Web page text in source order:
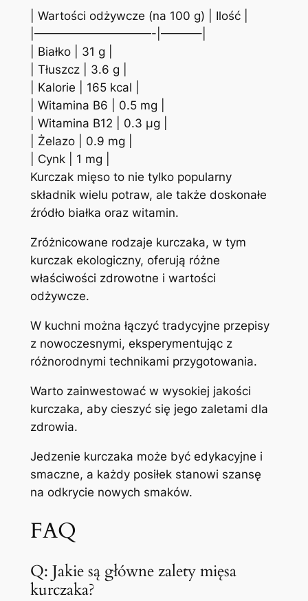
| Wartości odżywcze (na 100 g) | Ilość |
|——————————-|———–|
| Białko | 31 g |
| Tłuszcz | 3.6 g |
| Kalorie | 165 kcal |
| Witamina B6 | 0.5 mg |
| Witamina B12 | 0.3 μg |
| Żelazo | 0.9 mg |
| Cynk | 1 mg |
Kurczak mięso to nie tylko popularny
składnik wielu potraw, ale także doskonałe
źródło białka oraz witamin.
Zróżnicowane rodzaje kurczaka, w tym
kurczak ekologiczny, oferują różne
właściwości zdrowotne i wartości
odżywcze.
W kuchni można łączyć tradycyjne przepisy
z nowoczesnymi, eksperymentując z
różnorodnymi technikami przygotowania.
Warto zainwestować w wysokiej jakości
kurczaka, aby cieszyć się jego zaletami dla
zdrowia.
Jedzenie kurczaka może być edykacyjne i
smaczne, a każdy posiłek stanowi szansę
na odkrycie nowych smaków.
FAQ
Q: Jakie są główne zalety mięsa
kurczaka?